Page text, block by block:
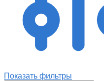
Показать фильтры